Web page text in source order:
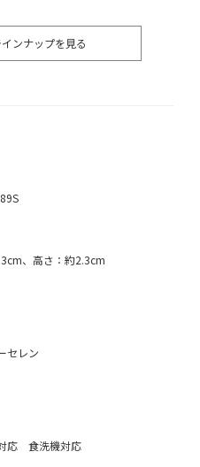
ンナップを見る
、高さ：約2.3cm
セレン
応 食洗機対応